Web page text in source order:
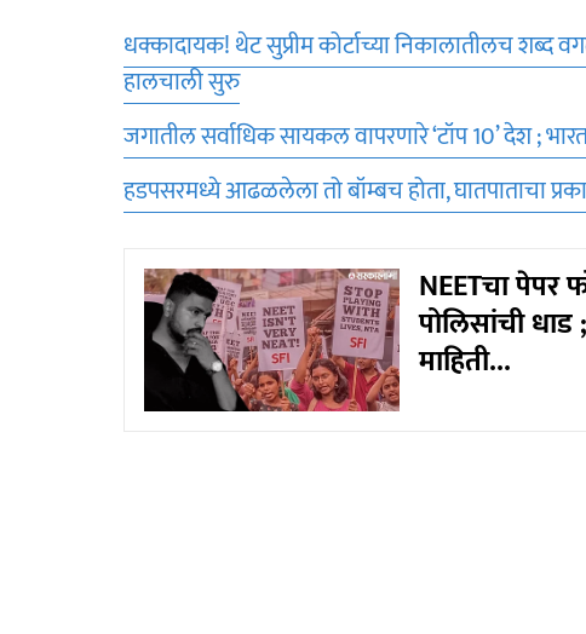
धक्कादायक! थेट सुप्रीम कोर्टाच्या निकालातीलच शब्द
हालचाली सुरु
जगातील सर्वाधिक सायकल वापरणारे ‘टॉप 10’ देश ;
हडपसरमध्ये आढळलेला तो बॉम्बच होता, घातपाताचा
NEETचा पेपर
पोलिसांची
माहिती...